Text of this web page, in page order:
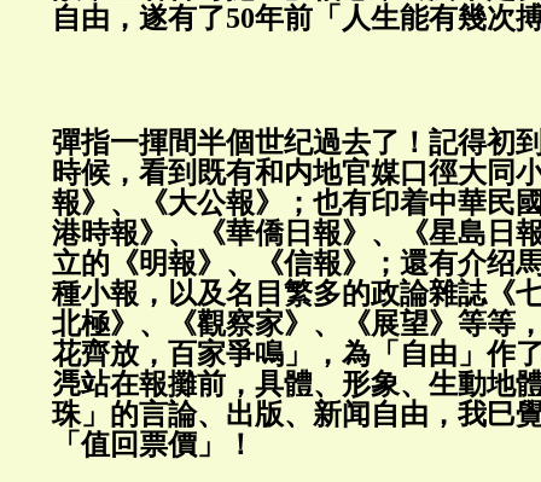
自由，遂有了50年前「人生能有幾
彈指一揮間半個世纪過去了！記得初
時候，看到既有和内地官媒口徑大同
報》、《大公報》；也有印着中華民
港時報》、《華僑日報》、《星島日
立的《明報》、《信報》；還有介绍
種小報，以及名目繁多的政論雜誌《
北極》、《觀察家》、《展望》等等
花齊放，百家爭鳴」，為「自由」作
𠙖站在報攤前，具體、形象、生動地
珠」的言論、出版、新闻自由，我巳
「值回票價」！